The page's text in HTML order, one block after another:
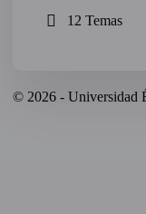
12 Temas
© 2026 - Universidad